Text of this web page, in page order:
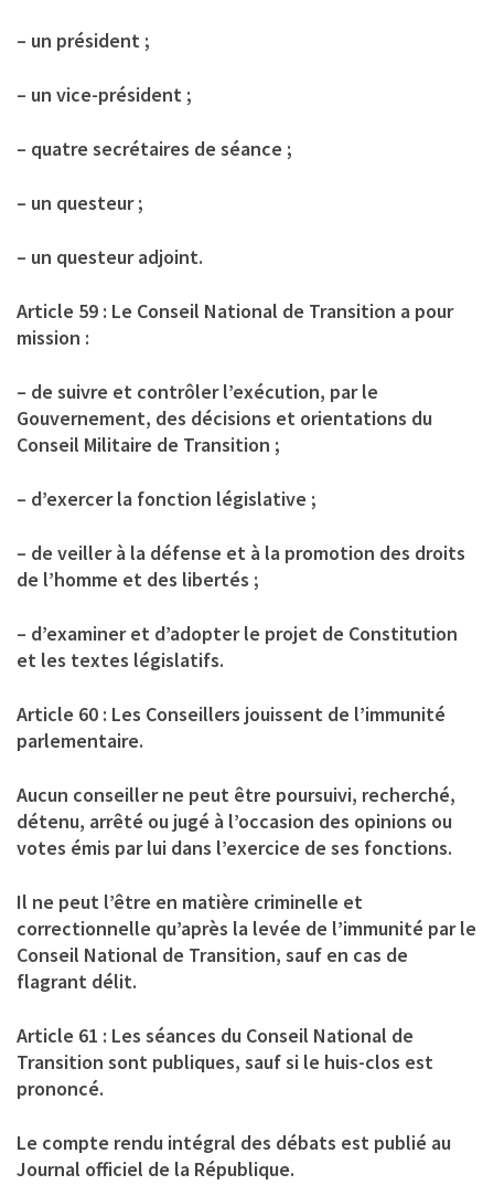
– un président ;
– un vice-président ;
– quatre secrétaires de séance ;
– un questeur ;
– un questeur adjoint.
Article 59 : Le Conseil National de Transition a pour
mission :
– de suivre et contrôler l’exécution, par le
Gouvernement, des décisions et orientations du
Conseil Militaire de Transition ;
– d’exercer la fonction législative ;
– de veiller à la défense et à la promotion des droits
de l’homme et des libertés ;
– d’examiner et d’adopter le projet de Constitution
et les textes législatifs.
Article 60 : Les Conseillers jouissent de l’immunité
parlementaire.
Aucun conseiller ne peut être poursuivi, recherché,
détenu, arrêté ou jugé à l’occasion des opinions ou
votes émis par lui dans l’exercice de ses fonctions.
Il ne peut l’être en matière criminelle et
correctionnelle qu’après la levée de l’immunité par le
Conseil National de Transition, sauf en cas de
flagrant délit.
Article 61 : Les séances du Conseil National de
Transition sont publiques, sauf si le huis-clos est
prononcé.
Le compte rendu intégral des débats est publié au
Journal officiel de la République.